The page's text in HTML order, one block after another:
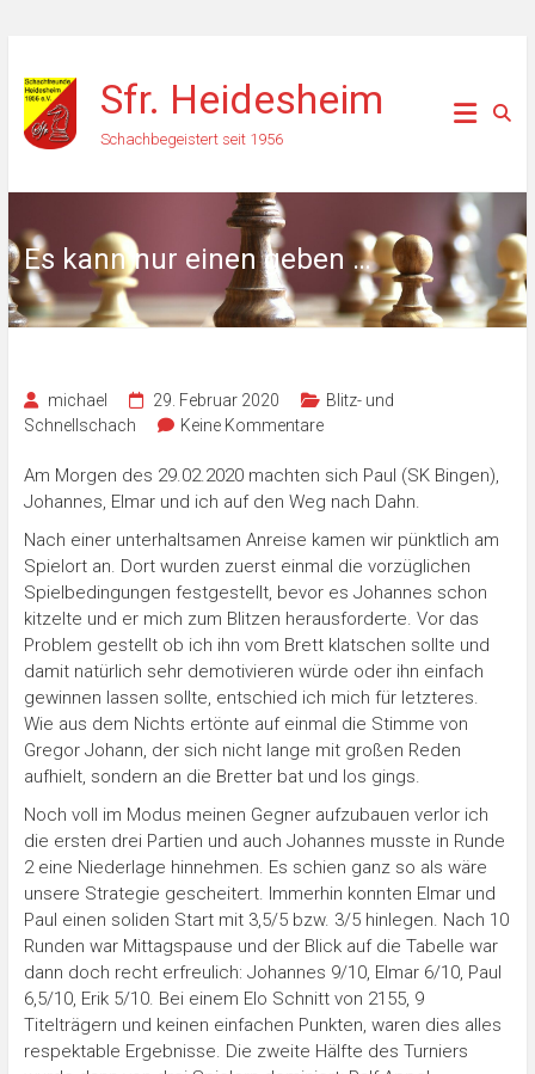
Inhalt
springen
Sfr. Heidesheim
Schachbegeistert seit 1956
Es kann nur einen geben …
michael 29. Februar 2020
Blitz- und
Schnellschach
Keine Kommentare
Am Morgen des 29.02.2020 machten sich Paul (SK Bingen),
Johannes, Elmar und ich auf den Weg nach Dahn.
Nach einer unterhaltsamen Anreise kamen wir pünktlich am
Spielort an. Dort wurden zuerst einmal die vorzüglichen
Spielbedingungen festgestellt, bevor es Johannes schon
kitzelte und er mich zum Blitzen herausforderte. Vor das
Problem gestellt ob ich ihn vom Brett klatschen sollte und
damit natürlich sehr demotivieren würde oder ihn einfach
gewinnen lassen sollte, entschied ich mich für letzteres.
Wie aus dem Nichts ertönte auf einmal die Stimme von
Gregor Johann, der sich nicht lange mit großen Reden
aufhielt, sondern an die Bretter bat und los gings.
Noch voll im Modus meinen Gegner aufzubauen verlor ich
die ersten drei Partien und auch Johannes musste in Runde
2 eine Niederlage hinnehmen. Es schien ganz so als wäre
unsere Strategie gescheitert. Immerhin konnten Elmar und
Paul einen soliden Start mit 3,5/5 bzw. 3/5 hinlegen. Nach 10
Runden war Mittagspause und der Blick auf die Tabelle war
dann doch recht erfreulich: Johannes 9/10, Elmar 6/10, Paul
6,5/10, Erik 5/10. Bei einem Elo Schnitt von 2155, 9
Titelträgern und keinen einfachen Punkten, waren dies alles
respektable Ergebnisse. Die zweite Hälfte des Turniers